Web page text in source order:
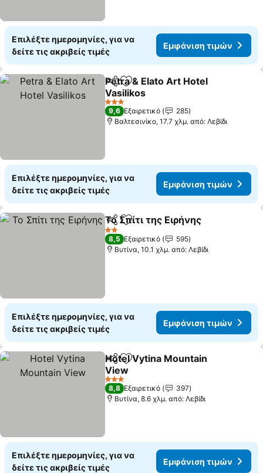
Επιλέξτε ημερομηνίες, για να
δείτε τις ακριβείς τιμές
Εμφάνιση τιμών
Κοινοποίηση
Προσθήκη στα αγαπημένα
Petra & Elato Art Hotel
Vasilikos
Εμφάνιση τιμών
3 Αστέρια
9,6 Εξαιρετικό
285
Βαλτεσινίκο, 17.7 χλμ. από: Λεβίδι
Επιλέξτε ημερομηνίες, για να
δείτε τις ακριβείς τιμές
Εμφάνιση τιμών
Κοινοποίηση
Προσθήκη στα αγαπημένα
Το Σπίτι της Ειρήνης
2 Αστέρια
8,5 Εξαιρετικό
595
Βυτίνα, 10.1 χλμ. από: Λεβίδι
Επιλέξτε ημερομηνίες, για να
δείτε τις ακριβείς τιμές
Εμφάνιση τιμών
Κοινοποίηση
Προσθήκη στα αγαπημένα
Hotel Vytina Mountain
View
Εμφάνιση τιμών
3 Αστέρια
8,8 Εξαιρετικό
397
Βυτίνα, 8.6 χλμ. από: Λεβίδι
Επιλέξτε ημερομηνίες, για να
δείτε τις ακριβείς τιμές
Εμφάνιση τιμών